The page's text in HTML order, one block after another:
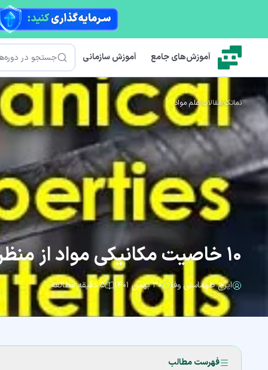
آموزش‌های جامع آموزش سازمانی جستجو
نماتک/مقالات/علم مواد
10 خاصیت مکانیکی مواد از منظر علم مکانیک
ایرج طهماسبی وفا ۳۰ بهمن ۱۴۰۱ ۵ دقیقه مطالعه
فهرست مطالب